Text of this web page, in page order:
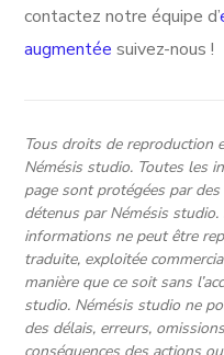
contactez notre équipe d’
augmentée suivez-nous !
Tous droits de reproduction
Némésis studio. Toutes les
page sont protégées par
détenus par Némésis
informations ne peut être
traduite, exploitée
manière que ce soit sans
studio. Némésis studio ne
des délais, erreurs,
conséquences des actions